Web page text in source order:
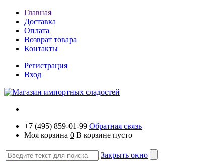
Главная
Доставка
Оплата
Возврат товара
Контакты
Регистрация
Вход
+7 (495) 859-01-99 Обратная связь
Моя корзина 0 В корзине пусто
Закрыть окно